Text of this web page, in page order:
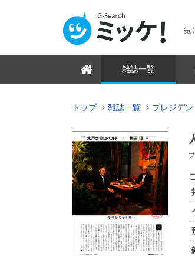
気
雑誌一覧
トップ 雑誌一覧 プレジデン